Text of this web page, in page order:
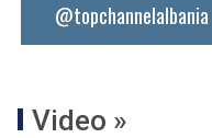
@topchannelalbania
Video »